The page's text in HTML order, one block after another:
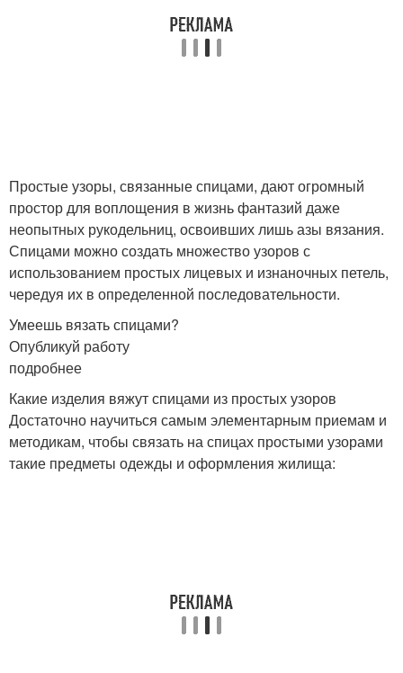
Простые узоры, связанные спицами, дают огромный
простор для воплощения в жизнь фантазий даже
неопытных рукодельниц, освоивших лишь азы вязания.
Спицами можно создать множество узоров с
использованием простых лицевых и изнаночных петель,
чередуя их в определенной последовательности.
Умеешь вязать спицами?
Опубликуй работу
подробнее
Какие изделия вяжут спицами из простых узоров
Достаточно научиться самым элементарным приемам и
методикам, чтобы связать на спицах простыми узорами
такие предметы одежды и оформления жилища: